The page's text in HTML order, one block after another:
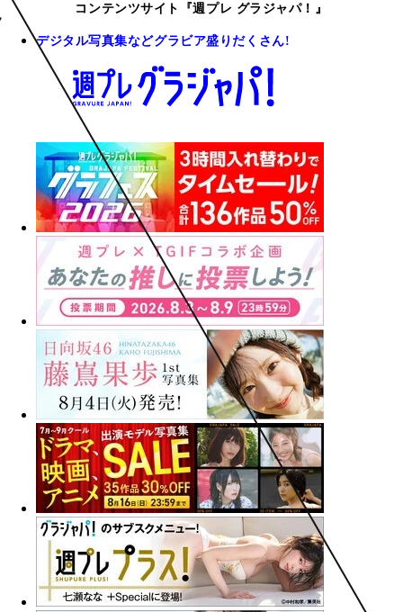
コンテンツサイト『週プレ グラジャパ！』
デジタル写真集などグラビア盛りだくさん!